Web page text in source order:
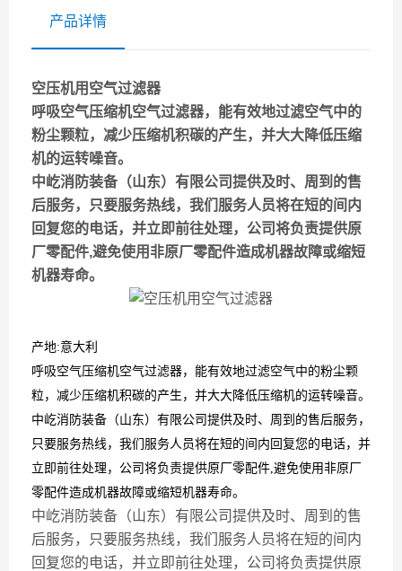
产品详情
空压机用空气过滤器
呼吸空气压缩机空气过滤器，能有效地过滤空气中的
粉尘颗粒，减少压缩机积碳的产生，并大大降低压缩
机的运转噪音。
中屹消防装备（山东）有限公司提供及时、周到的售
后服务，只要服务热线，我们服务人员将在短的间内
回复您的电话，并立即前往处理，公司将负责提供原
厂零配件,避免使用非原厂零配件造成机器故障或缩短
机器寿命。
产地:意大利
呼吸空气压缩机空气过滤器，能有效地过滤空气中的粉尘颗
粒，减少压缩机积碳的产生，并大大降低压缩机的运转噪音。
中屹消防装备（山东）有限公司提供及时、周到的售后服务，
只要服务热线，我们服务人员将在短的间内回复您的电话，并
立即前往处理，公司将负责提供原厂零配件,避免使用非原厂
零配件造成机器故障或缩短机器寿命。
中屹消防装备（山东）有限公司提供及时、周到的售
后服务，只要服务热线，我们服务人员将在短的间内
回复您的电话，并立即前往处理，公司将负责提供原